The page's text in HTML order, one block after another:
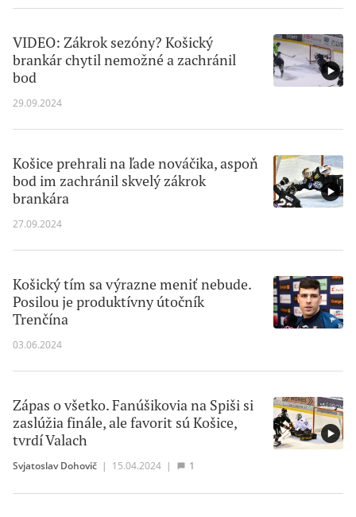
VIDEO: Zákrok sezóny? Košický
brankár chytil nemožné a zachránil
bod
29.09.2024
Košice prehrali na ľade nováčika, aspoň
bod im zachránil skvelý zákrok
brankára
27.09.2024
Košický tím sa výrazne meniť nebude.
Posilou je produktívny útočník
Trenčína
03.06.2024
Zápas o všetko. Fanúšikovia na Spiši si
zaslúžia finále, ale favorit sú Košice,
tvrdí Valach
Svjatoslav Dohovič | 15.04.2024 | 1